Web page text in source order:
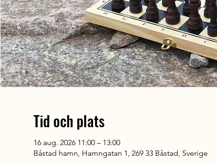
Tid och plats
16 aug. 2026 11:00 – 13:00
Båstad hamn, Hamngatan 1, 269 33 Båstad, Sverige